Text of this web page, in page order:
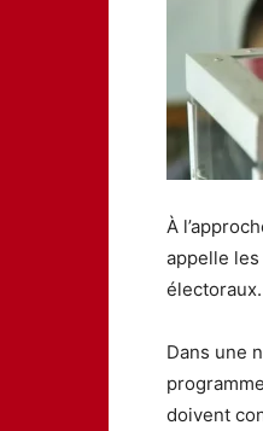
À
appelle
électoraux.
Dans une
doivent